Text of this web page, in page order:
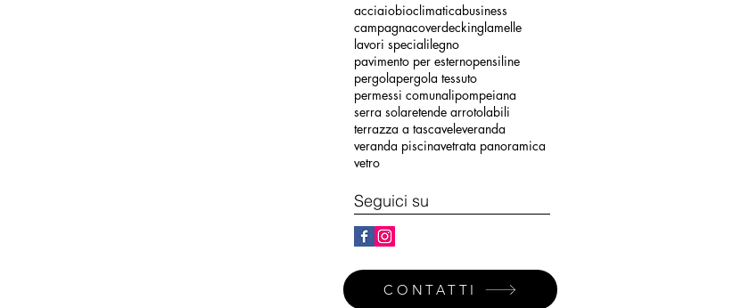
acciaiobioclimaticabusiness
campagnacoverdeckinglamelle
lavori specialilegno
pavimento per esternopensiline
pergolapergola tessuto
permessi comunalipompeiana
serra solaretende arrotolabili
terrazza a tascaveleveranda
veranda piscinavetrata panoramica
vetro
Seguici su
CONTATTI